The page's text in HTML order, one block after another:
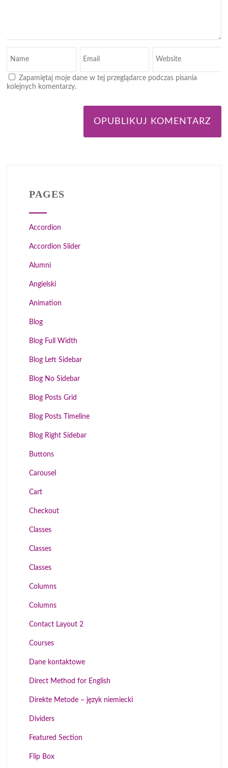
Zapamiętaj moje dane w tej przeglądarce podczas pisania
kolejnych komentarzy.
PAGES
Accordion
Accordion Slider
Alumni
Angielski
Animation
Blog
Blog Full Width
Blog Left Sidebar
Blog No Sidebar
Blog Posts Grid
Blog Posts Timeline
Blog Right Sidebar
Buttons
Carousel
Cart
Checkout
Classes
Classes
Classes
Columns
Columns
Contact Layout 2
Courses
Dane kontaktowe
Direct Method for English
Direkte Metode – język niemiecki
Dividers
Featured Section
Flip Box